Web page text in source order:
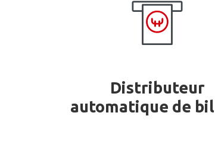
Distributeur
automatique de